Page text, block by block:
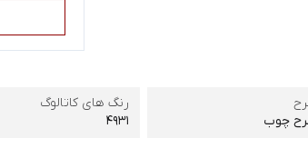
چوب
رنگ های کاتالوگ
4931